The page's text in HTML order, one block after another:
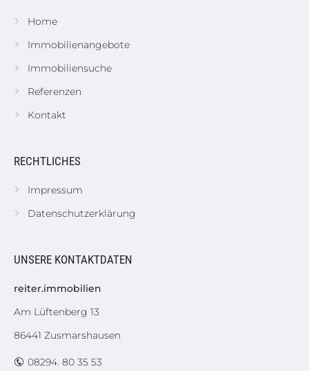
Home
Immobilienangebote
Immobiliensuche
Referenzen
Kontakt
RECHTLICHES
Impressum
Datenschutzerklärung
UNSERE KONTAKTDATEN
reiter.immobilien
Am Lüftenberg 13
86441 Zusmarshausen
08294. 80 35 53